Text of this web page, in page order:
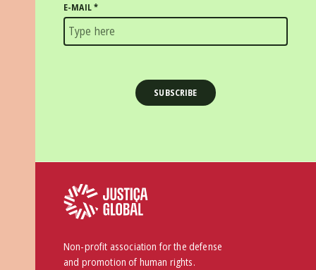
E-MAIL*
Non-profit association for the defense
and promotion of human rights.